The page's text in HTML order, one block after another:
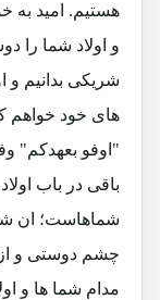
هستیم. امید به
و اولاد شما را
شریکی بدانیم و
های خود خواهم
"اوفو بعهدکم"
باقی در باب
شماهاست؛ ان
چشم دوستی و
مدام شما ها و